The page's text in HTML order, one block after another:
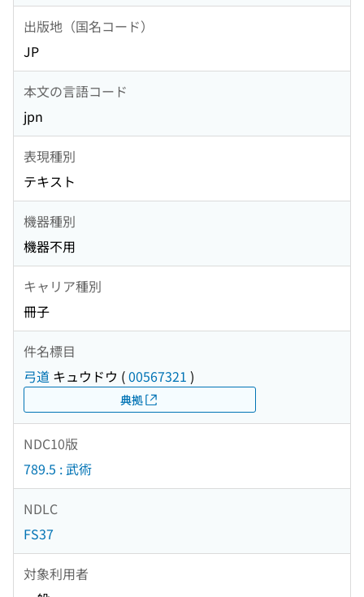
出版地（国名コード）
JP
本文の言語コード
jpn
表現種別
テキスト
機器種別
機器不用
キャリア種別
冊子
件名標目
弓道 キュウドウ (00567321 )
典拠
NDC10版
789.5 : 武術
NDLC
FS37
対象利用者